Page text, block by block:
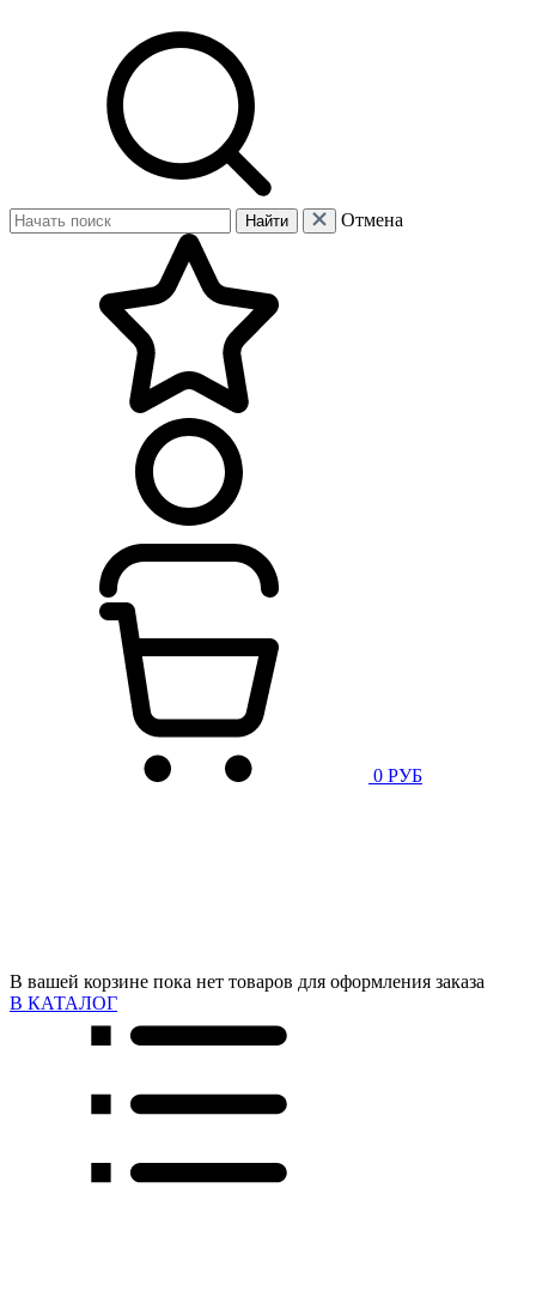
Найти Отмена
0 РУБ
В вашей корзине пока нет товаров для оформления заказа
В КАТАЛОГ